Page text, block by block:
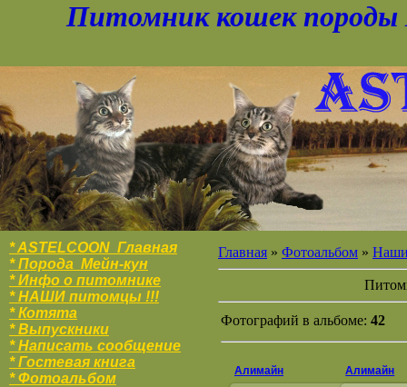
Питомник кошек породы
* ASTELCOON Главная
* Порода Мейн-кун
* Инфо о питомнике
* НАШИ питомцы !!!
* Котята
* Выпускники
* Написать сообщение
* Гостевая книга
* Фотоальбом
Главная » Фотоальбом » Наши
Фотографий в альбоме: 42
Алимайн Алимайн